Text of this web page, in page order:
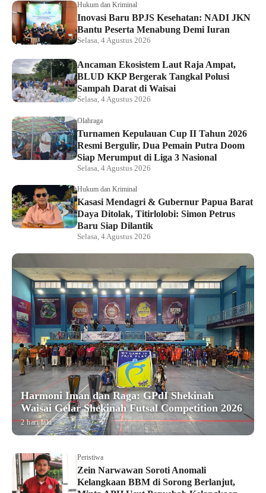
Hukum dan Kriminal
Inovasi Baru BPJS Kesehatan: NADI JKN
Bantu Peserta Menabung Demi Iuran
Selasa, 4 Agustus 2026
Ancaman Ekosistem Laut Raja Ampat,
BLUD KKP Bergerak Tangkal Polusi
Sampah Darat di Waisai
Selasa, 4 Agustus 2026
Olahraga
Turnamen Kepulauan Cup II Tahun 2026
Resmi Bergulir, Dua Pemain Putra Doom
Siap Merumput di Liga 3 Nasional
Selasa, 4 Agustus 2026
Hukum dan Kriminal
Kasasi Mendagri & Gubernur Papua Barat
Daya Ditolak, Titirlolobi: Simon Petrus
Baru Siap Dilantik
Selasa, 4 Agustus 2026
Harmoni Iman dan Raga: GPdI Shekinah
Waisai Gelar Shekinah Futsal Competition 2026
2 hari lalu
Peristiwa
Zein Narwawan Soroti Anomali
Kelangkaan BBM di Sorong Berlanjut,